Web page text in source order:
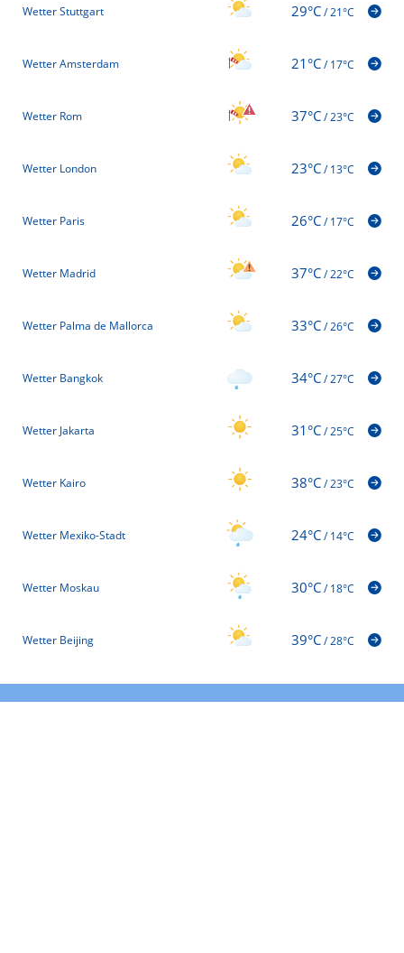
Wetter Stuttgart 29°C/21°C
Wetter Amsterdam 21°C/17°C
Wetter Rom 37°C/23°C
Wetter London 23°C/13°C
Wetter Paris 26°C/17°C
Wetter Madrid 37°C/22°C
Wetter Palma de Mallorca 33°C/26°C
Wetter Bangkok 34°C/27°C
Wetter Jakarta 31°C/25°C
Wetter Kairo 38°C/23°C
Wetter Mexiko-Stadt 24°C/14°C
Wetter Moskau 30°C/18°C
Wetter Beijing 39°C/28°C